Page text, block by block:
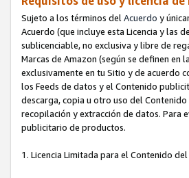
Sujeto a los términos del Acuerdo y
Acuerdo (que incluye esta Licencia y las
sublicenciable, no exclusiva y libre de
Marcas de Amazon (según se definen en
exclusivamente en tu Sitio y de acuerdo
los Feeds de datos y el Contenido
descarga, copia u otro uso del
recopilación y extracción de datos. Para
publicitario de productos.
1. Licencia Limitada para el Contenido